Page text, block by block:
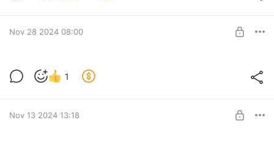
Nov 28 2024 08:00
1
Nov 13 2024 13:18